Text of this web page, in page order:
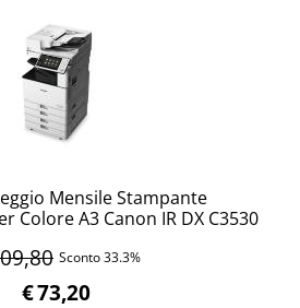
Videosorveglianza
POS
Mensile Stampante
Colore A3 Canon IR DX C3530
Sconto 33.3%
€73,20